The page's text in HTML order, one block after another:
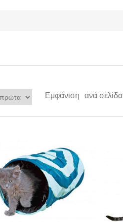
Εμφάνιση ανά σελίδα